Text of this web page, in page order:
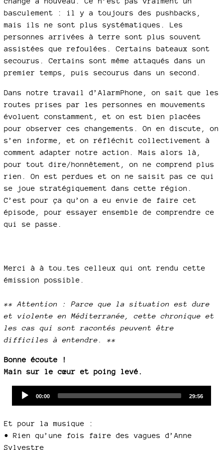
basculement : il y a toujours des pushbacks,
mais ils ne sont plus systématiques. Les
personnes arrivées à terre sont plus souvent
assistées que refoulées. Certains bateaux sont
secourus. Certains sont même attaqués dans un
premier temps, puis secourus dans un second.
Dans notre travail d’AlarmPhone, on sait que les
routes prises par les personnes en mouvements
évoluent constamment, et on est bien placées
pour observer ces changements. On en discute, on
s’en informe, et on réfléchit collectivement à
comment adapter notre action. Mais alors là,
pour tout dire/honnêtement, on ne comprend plus
rien. On est perdues et on ne saisit pas ce qui
se joue stratégiquement dans cette région.
C’est pour ça qu’on a eu envie de faire cet
épisode, pour essayer ensemble de comprendre ce
qui se passe.
Merci à à tou.tes celleux qui ont rendu cette
émission possible.
** Attention : Parce que la situation est dure
et violente en Méditerranée, cette chronique et
les cas qui sont racontés peuvent être
difficiles à entendre. **
Bonne écoute !
Main sur le cœur et poing levé.
Current
00:00
Total
29:56
Et pour la musique :
• Rien qu’une fois faire des vagues d’Anne
Sylvestre